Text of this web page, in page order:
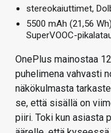
stereokaiuttimet,
5500 mAh (21,56
SuperVOOC-
OnePlus mainostaa
puhelimena vahvasti
näkökulmasta
se, että sisällä on
piiri. Toki kun asiasta